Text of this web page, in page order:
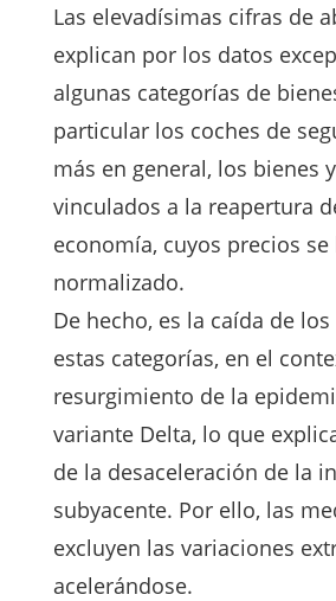
Las elevadísimas cifras de
explican por los datos
algunas categorías de
particular los coches de
más en general, los bienes
vinculados a la reapertura
economía, cuyos precios se
normalizado.
De hecho, es la caída de
estas categorías, en el
resurgimiento de la
variante Delta, lo que
de la desaceleración de la
subyacente. Por ello, las
excluyen las variaciones
acelerándose.